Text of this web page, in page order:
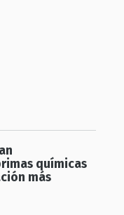
químicas
más